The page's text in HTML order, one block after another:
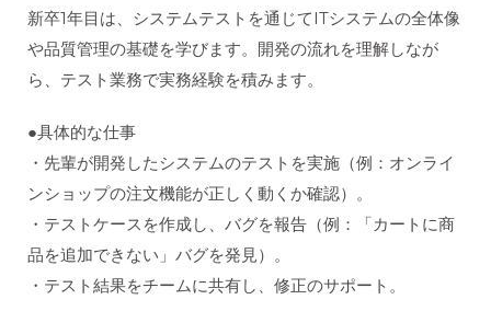
新卒1年目は、システムテストを通じてITシステムの全体像
や品質管理の基礎を学びます。開発の流れを理解しなが
ら、テスト業務で実務経験を積みます。
●具体的な仕事
・先輩が開発したシステムのテストを実施（例：オンライ
ンショップの注文機能が正しく動くか確認）。
・テストケースを作成し、バグを報告（例：「カートに商
品を追加できない」バグを発見）。
・テスト結果をチームに共有し、修正のサポート。